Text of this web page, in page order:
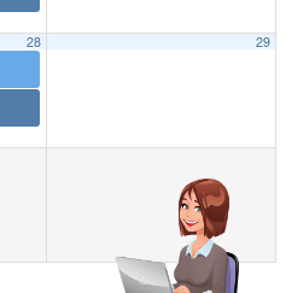
28 29